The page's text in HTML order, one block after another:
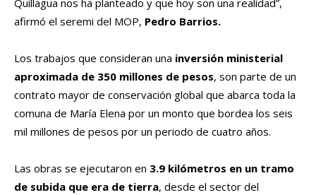
Quillagua nos ha planteado y que hoy son una realidad”,
afirmó el seremi del MOP, Pedro Barrios.
Los trabajos que consideran una inversión ministerial
aproximada de 350 millones de pesos, son parte de un
contrato mayor de conservación global que abarca toda la
comuna de María Elena por un monto que bordea los seis
mil millones de pesos por un periodo de cuatro años.
Las obras se ejecutaron en 3.9 kilómetros en un tramo
de subida que era de tierra, desde el sector del